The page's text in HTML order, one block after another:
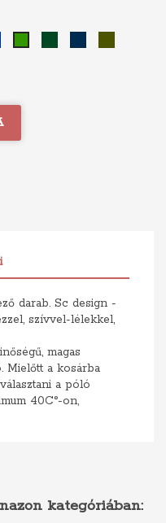
darab. Sc design -
szívvel-lélekkel,
magas
Mielőtt a kosárba
a póló
40C°-on,
kategóriában: